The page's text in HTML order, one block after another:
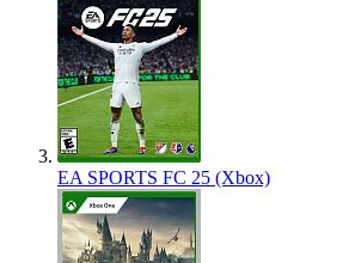
EA SPORTS FC 25 (Xbox)